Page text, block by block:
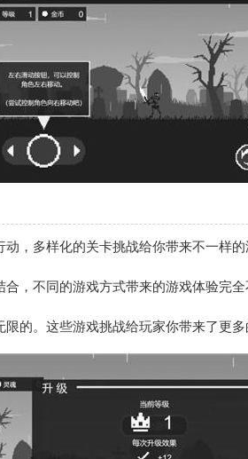
，多样化的关卡挑战给你带来不一样的
，不同的游戏方式带来的游戏体验完全
的。 这些游戏挑战给玩家你带来了更多